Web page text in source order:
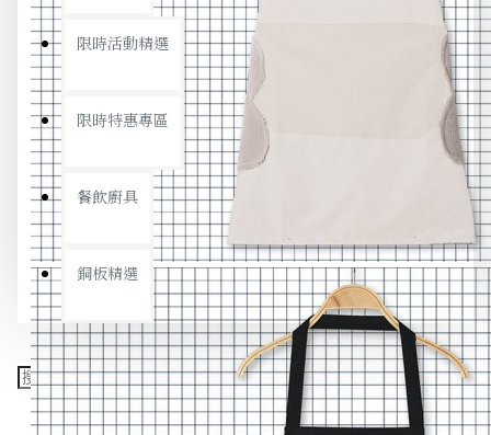
限時活動精選
限時特惠專區
餐飲廚具
銅板精選